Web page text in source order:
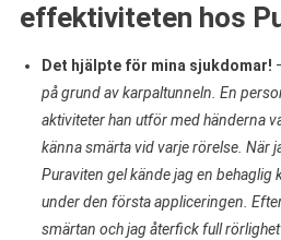
effektiviteten hos
Det hjälpte för mina sjukdomar!
på grund av karpaltunneln. En
aktiviteter han utför med händerna
känna smärta vid varje rörelse. När
Puraviten gel kände jag en behaglig
under den första appliceringen.
smärtan och jag återfick full